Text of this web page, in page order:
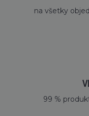
na všetky
99 %